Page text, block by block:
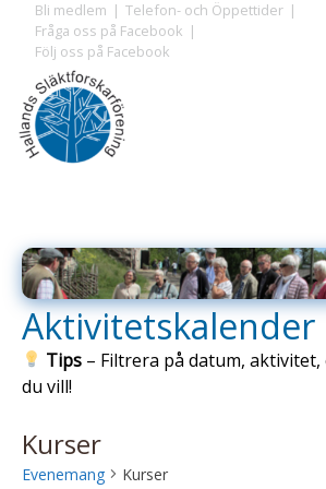
content
Bli medlem
Telefon- och Öppettider
Fråga oss på Facebook
Följ oss på Facebook
Aktivitetskalender
Tips– Filtrera på datum, aktivitet,
du vill!
Kurser
Evenemang Kurser